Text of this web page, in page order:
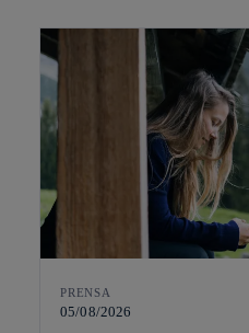
PRENSA
05/08/2026